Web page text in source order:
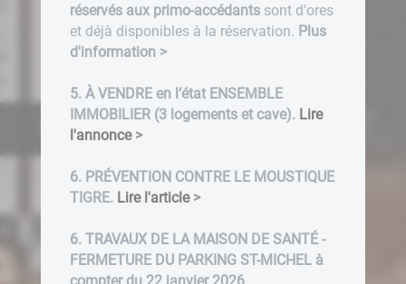
Ville de Seurre
réservés aux primo-accédantssont d'ores
et déjà disponibles à la réservation. Plus
d'information>
5. À VENDRE en l’état ENSEMBLE
IMMOBILIER (3 logements et cave). Lire
l'annonce>
6. PRÉVENTION CONTRE LE MOUSTIQUE
TIGRE. Lire l'article>
6. TRAVAUX DE LA MAISON DE SANTÉ -
FERMETURE DU PARKING ST-MICHEL à